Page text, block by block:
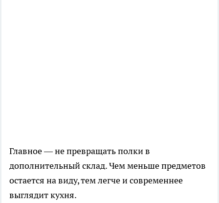
Главное — не превращать полки в
дополнительный склад. Чем меньше предметов
остается на виду, тем легче и современнее
выглядит кухня.